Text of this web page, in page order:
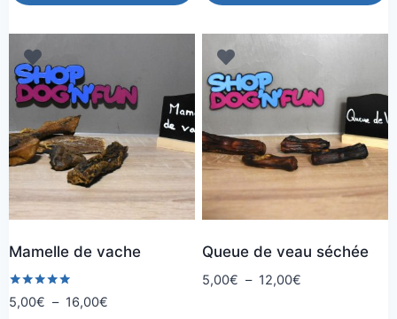
9,00€
a
plusieurs
variations.
Les
options
être
sur
la
page
27,00€
plusieurs
variations.
Les
options
être
sur
la
Mamelle de vache
Note
5.00
5,00€ – 16,00€
Queue de veau séchée
5,00€ – 12,00€